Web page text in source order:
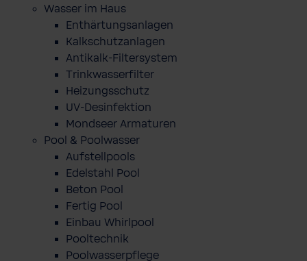
Wasser im Haus
Enthärtungsanlagen
Kalkschutzanlagen
Antikalk-Filtersystem
Trinkwasserfilter
Heizungsschutz
UV-Desinfektion
Mondseer Armaturen
Pool & Poolwasser
Aufstellpools
Edelstahl Pool
Beton Pool
Fertig Pool
Einbau Whirlpool
Pooltechnik
Poolwasserpflege